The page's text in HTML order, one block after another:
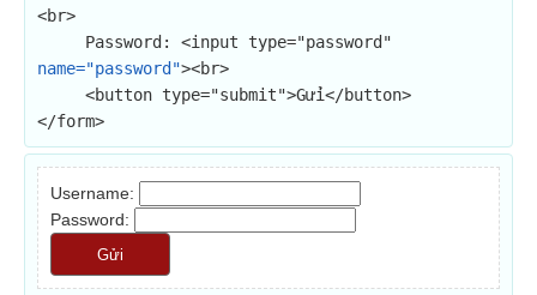
<br>
name="password"><br>
</form>
Username:
Password:
Gửi